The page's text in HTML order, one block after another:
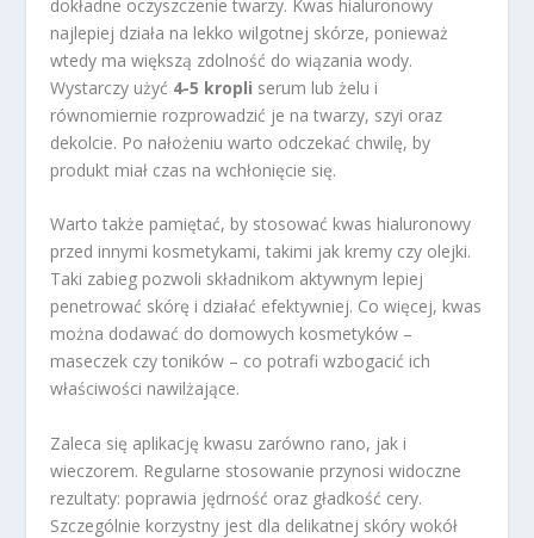
dokładne oczyszczenie twarzy. Kwas hialuronowy
najlepiej działa na lekko wilgotnej skórze, ponieważ
wtedy ma większą zdolność do wiązania wody.
Wystarczy użyć 4-5 kropli serum lub żelu i
równomiernie rozprowadzić je na twarzy, szyi oraz
dekolcie. Po nałożeniu warto odczekać chwilę, by
produkt miał czas na wchłonięcie się.
Warto także pamiętać, by stosować kwas hialuronowy
przed innymi kosmetykami, takimi jak kremy czy olejki.
Taki zabieg pozwoli składnikom aktywnym lepiej
penetrować skórę i działać efektywniej. Co więcej, kwas
można dodawać do domowych kosmetyków –
maseczek czy toników – co potrafi wzbogacić ich
właściwości nawilżające.
Zaleca się aplikację kwasu zarówno rano, jak i
wieczorem. Regularne stosowanie przynosi widoczne
rezultaty: poprawia jędrność oraz gładkość cery.
Szczególnie korzystny jest dla delikatnej skóry wokół